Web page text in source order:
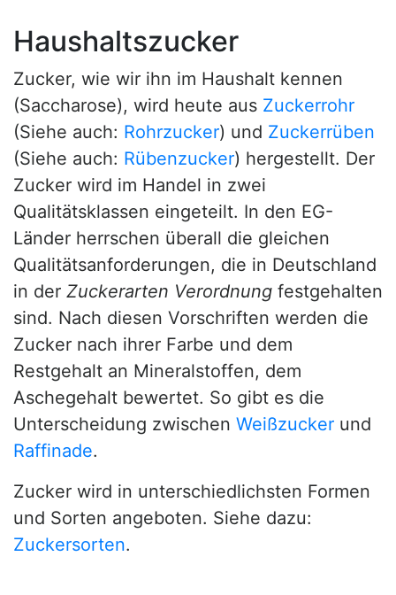
Haushaltszucker
Zucker, wie wir ihn im Haushalt kennen
(Saccharose), wird heute aus Zuckerrohr
(Siehe auch: Rohrzucker) und Zuckerrüben
(Siehe auch: Rübenzucker) hergestellt. Der
Zucker wird im Handel in zwei
Qualitätsklassen eingeteilt. In den EG-
Länder herrschen überall die gleichen
Qualitätsanforderungen, die in Deutschland
in der Zuckerarten Verordnung festgehalten
sind. Nach diesen Vorschriften werden die
Zucker nach ihrer Farbe und dem
Restgehalt an Mineralstoffen, dem
Aschegehalt bewertet. So gibt es die
Unterscheidung zwischen Weißzucker und
Raffinade.
Zucker wird in unterschiedlichsten Formen
und Sorten angeboten. Siehe dazu:
Zuckersorten.